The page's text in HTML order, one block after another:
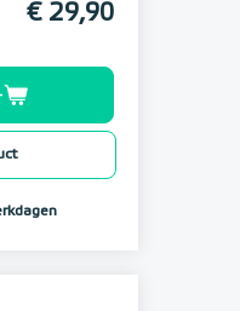
€ 29,90